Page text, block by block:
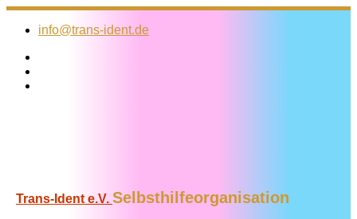
Zum
Inhalt
info@trans-ident.de
Trans-Ident e.V. Selbsthilfeorganisation